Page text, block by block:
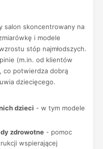
salon skoncentrowany na
i modele
stóp najmłodszych.
(m.in. od klientów
co potwierdza dobrą
dziecięcego.
dzieci - w tym modele
zdrowotne - pomoc
wspierającej